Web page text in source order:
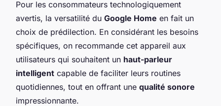
Pour les consommateurs technologiquement
avertis, la versatilité du Google Home en fait un
choix de prédilection. En considérant les besoins
spécifiques, on recommande cet appareil aux
utilisateurs qui souhaitent un haut-parleur
intelligent capable de faciliter leurs routines
quotidiennes, tout en offrant une qualité sonore
impressionnante.